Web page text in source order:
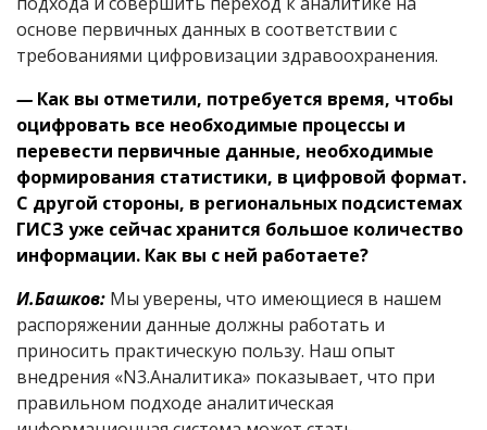
основе первичных данных в соответствии с
требованиями цифровизации здравоохранения.
— Как вы отметили, потребуется время, чтобы
оцифровать все необходимые процессы и
перевести первичные данные, необходимые
формирования статистики, в цифровой формат.
С другой стороны, в региональных подсистемах
ГИСЗ уже сейчас хранится большое количество
информации. Как вы с ней работаете?
И.Башков: Мы уверены, что имеющиеся в нашем
распоряжении данные должны работать и
приносить практическую пользу. Наш опыт
внедрения «N3.Аналитика» показывает, что при
правильном подходе аналитическая